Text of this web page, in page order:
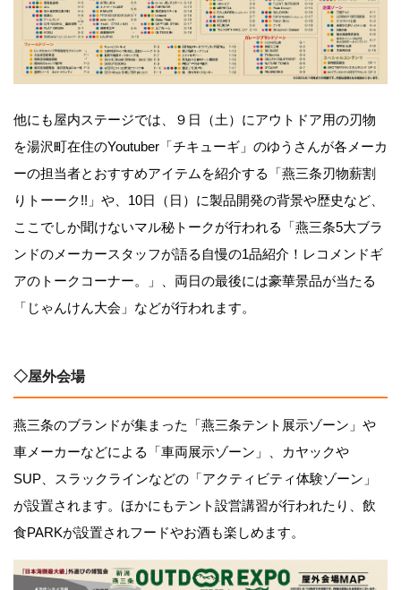
他にも屋内ステージでは、９日（土）にアウトドア用の刃物
を湯沢町在住のYoutuber「チキューギ」のゆうさんが各メーカ
ーの担当者とおすすめアイテムを紹介する「燕三条刃物薪割
りトーーク!!」や、10日（日）に製品開発の背景や歴史など、
ここでしか聞けないマル秘トークが行われる「燕三条5大ブラ
ンドのメーカースタッフが語る自慢の1品紹介！レコメンドギ
アのトークコーナー。」、両日の最後には豪華景品が当たる
「じゃんけん大会」などが行われます。
◇屋外会場
燕三条のブランドが集まった「燕三条テント展示ゾーン」や
車メーカーなどによる「車両展示ゾーン」、カヤックや
SUP、スラックラインなどの「アクティビティ体験ゾーン」
が設置されます。ほかにもテント設営講習が行われたり、飲
食PARKが設置されフードやお酒も楽しめます。